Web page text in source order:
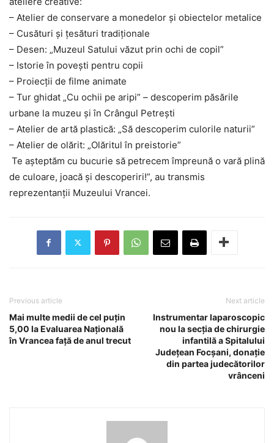
– Atelier de conservare a monedelor și obiectelor metalice
– Cusături și țesături tradiționale
– Desen: „Muzeul Satului văzut prin ochi de copil”
– Istorie în povești pentru copii
– Proiecții de filme animate
– Tur ghidat „Cu ochii pe aripi” – descoperim păsările
urbane la muzeu și în Crângul Petrești
– Atelier de artă plastică: „Să descoperim culorile naturii”
– Atelier de olărit: „Olăritul în preistorie”
Te așteptăm cu bucurie să petrecem împreună o vară plină
de culoare, joacă și descoperiri!”, au transmis
reprezentanții Muzeului Vrancei.
Previous article
Mai multe medii de cel puțin
5,00 la Evaluarea Națională
în Vrancea față de anul trecut
Next article
Instrumentar laparoscopic
nou la secția de chirurgie
infantilă a Spitalului
Județean Focșani, donație
din partea judecătorilor
vrânceni